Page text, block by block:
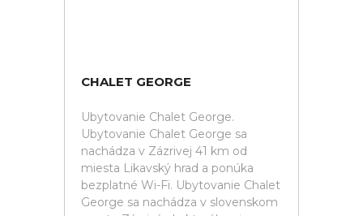
CHALET GEORGE
Ubytovanie Chalet George.
Ubytovanie Chalet George sa
nachádza v Zázrivej 41 km od
miesta Likavský hrad a ponúka
bezplatné Wi-Fi. Ubytovanie Chalet
George sa nachádza v slovenskom